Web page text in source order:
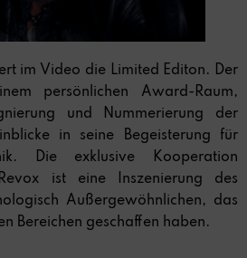
im Video die Limited Editon. Der
persönlichen Award-Raum,
und Nummerierung der
in seine Begeisterung für
Die exklusive Kooperation
ist eine Inszenierung des
Außergewöhnlichen, das
Bereichen geschaffen haben.